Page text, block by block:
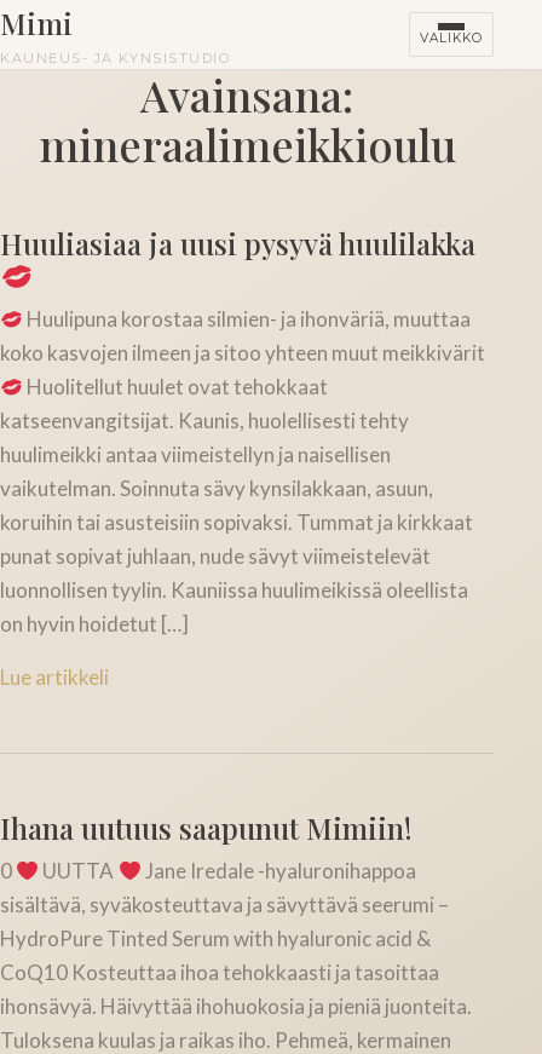
Mimi
KAUNEUS- JA KYNSISTUDIO
VALIKKO
HINNASTO
Avainsana:
mineraalimeikkioulu
Huuliasiaa ja uusi pysyvä huulilakka
Huulipuna korostaa silmien- ja ihonväriä, muuttaa
koko kasvojen ilmeen ja sitoo yhteen muut meikkivärit
Huolitellut huulet ovat tehokkaat
katseenvangitsijat. Kaunis, huolellisesti tehty
huulimeikki antaa viimeistellyn ja naisellisen
vaikutelman. Soinnuta sävy kynsilakkaan, asuun,
koruihin tai asusteisiin sopivaksi. Tummat ja kirkkaat
punat sopivat juhlaan, nude sävyt viimeistelevät
luonnollisen tyylin. Kauniissa huulimeikissä oleellista
on hyvin hoidetut […]
Lue artikkeli
Ihana uutuus saapunut Mimiin!
0 UUTTA
Jane Iredale -hyaluronihappoa
sisältävä, syväkosteuttava ja sävyttävä seerumi –
HydroPure Tinted Serum with hyaluronic acid &
CoQ10 Kosteuttaa ihoa tehokkaasti ja tasoittaa
ihonsävyä. Häivyttää ihohuokosia ja pieniä juonteita.
Tuloksena kuulas ja raikas iho. Pehmeä, kermainen